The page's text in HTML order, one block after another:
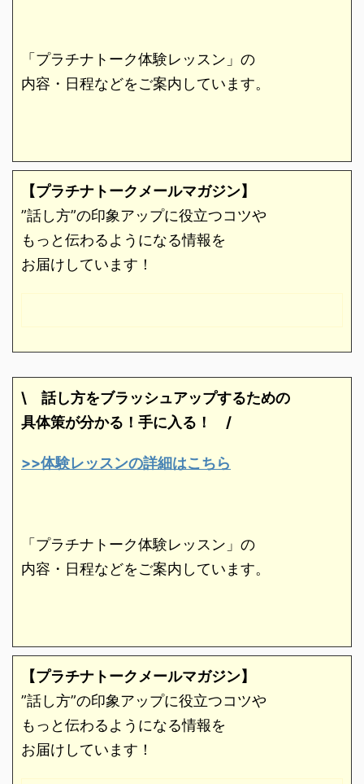
「プラチナトーク体験レッスン」の
内容・日程などをご案内しています。
【プラチナトークメールマガジン】
”話し方”の印象アップに役立つコツや
もっと伝わるようになる情報を
お届けしています！
\ 話し方をブラッシュアップするための
具体策が分かる！手に入る！ /
>>体験レッスンの詳細はこちら
「プラチナトーク体験レッスン」の
内容・日程などをご案内しています。
【プラチナトークメールマガジン】
”話し方”の印象アップに役立つコツや
もっと伝わるようになる情報を
お届けしています！